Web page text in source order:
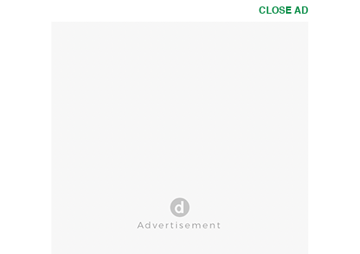
CLOSE AD